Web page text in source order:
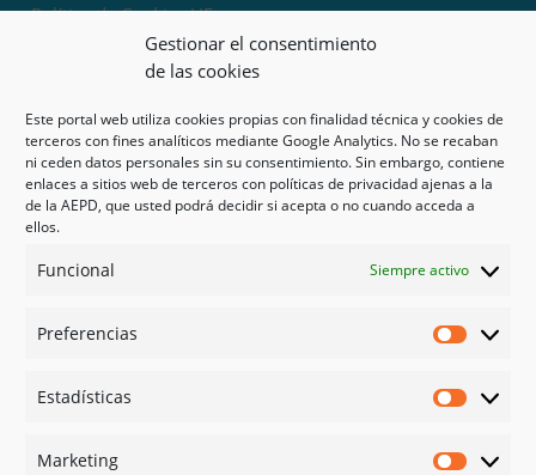
Gestionar el consentimiento
de las cookies
Este portal web utiliza cookies propias con finalidad técnica y cookies de
terceros con fines analíticos mediante Google Analytics. No se recaban
ni ceden datos personales sin su consentimiento. Sin embargo, contiene
enlaces a sitios web de terceros con políticas de privacidad ajenas a la
de la AEPD, que usted podrá decidir si acepta o no cuando acceda a
ellos.
Funcional Siempre activo
Preferencias
Estadísticas
Marketing
Política de Cookies UE
Términos y condiciones
Exoneración de responsabilidad
Mapa del sitio
Mi cuenta
Tienda
Psicología en Murcia
Guías
Redes sociales
Instagram
Linked in